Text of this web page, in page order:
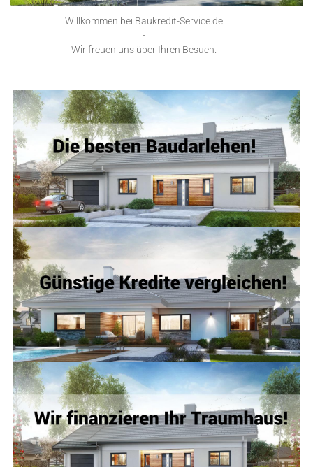
Willkommen bei Baukredit-Service.de
-
Wir freuen uns über Ihren Besuch.